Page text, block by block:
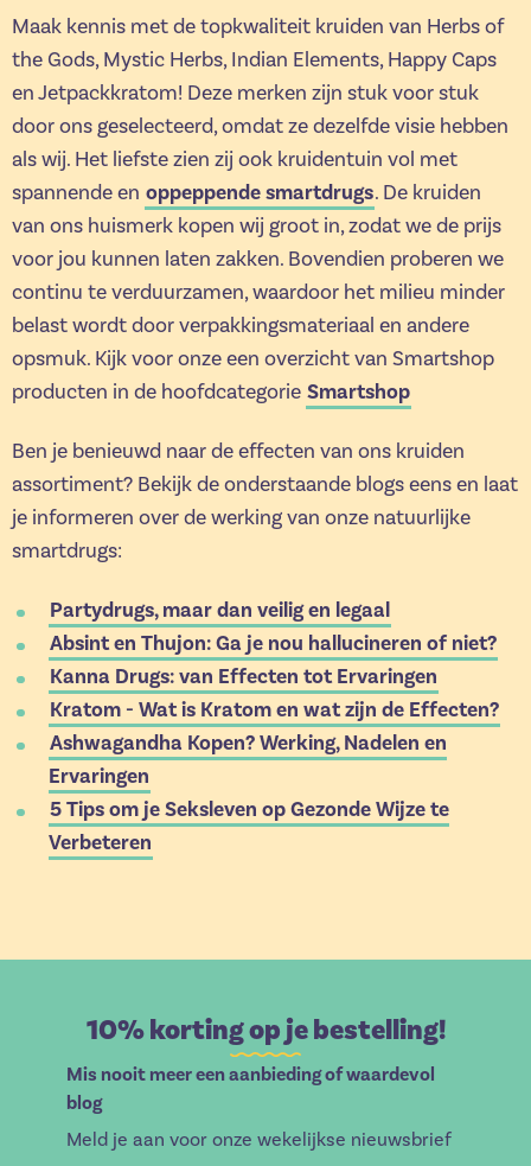
Maak kennis met de topkwaliteit kruiden van Herbs of
the Gods, Mystic Herbs, Indian Elements, Happy Caps
en Jetpackkratom! Deze merken zijn stuk voor stuk
door ons geselecteerd, omdat ze dezelfde visie hebben
als wij. Het liefste zien zij ook kruidentuin vol met
spannende en oppeppende smartdrugs. De kruiden
van ons huismerk kopen wij groot in, zodat we de prijs
voor jou kunnen laten zakken. Bovendien proberen we
continu te verduurzamen, waardoor het milieu minder
belast wordt door verpakkingsmateriaal en andere
opsmuk. Kijk voor onze een overzicht van Smartshop
producten in de hoofdcategorie Smartshop
Ben je benieuwd naar de effecten van ons kruiden
assortiment? Bekijk de onderstaande blogs eens en laat
je informeren over de werking van onze natuurlijke
smartdrugs:
Partydrugs, maar dan veilig en legaal
Absint en Thujon: Ga je nou hallucineren of niet?
Kanna Drugs: van Effecten tot Ervaringen
Kratom - Wat is Kratom en wat zijn de Effecten?
Ashwagandha Kopen? Werking, Nadelen en
Ervaringen
5 Tips om je Seksleven op Gezonde Wijze te
Verbeteren
10% korting op je bestelling!
Mis nooit meer een aanbieding of waardevol
blog
Meld je aan voor onze wekelijkse nieuwsbrief